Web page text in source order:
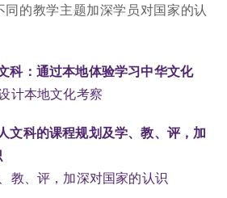
的教学主题加深学员对国家的认
科：通过本地体验学习中华文化
计本地文化考察
文科的课程规划及学、教、评，加
教、评，加深对国家的认识